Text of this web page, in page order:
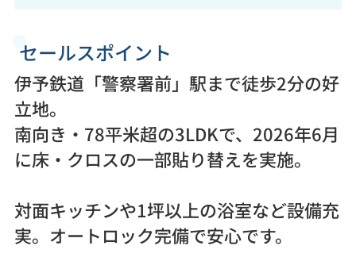
セールスポイント
伊予鉄道「警察署前」駅まで徒歩2分の好
立地。
南向き・78平米超の3LDKで、2026年6月
に床・クロスの一部貼り替えを実施。
対面キッチンや1坪以上の浴室など設備充
実。オートロック完備で安心です。